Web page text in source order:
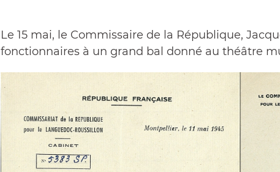
Le 15 mai, le Commissaire de la République,
fonctionnaires à un grand bal donné au théâtre